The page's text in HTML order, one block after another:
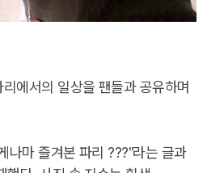
에서의 일상을 팬들과 공유하며
나마 즐겨본 파리 ???"라는 글과